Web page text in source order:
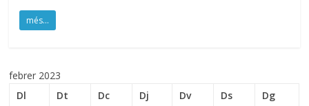
més...
febrer 2023
Dl
Dt Dc Dj Dv Ds
Dg